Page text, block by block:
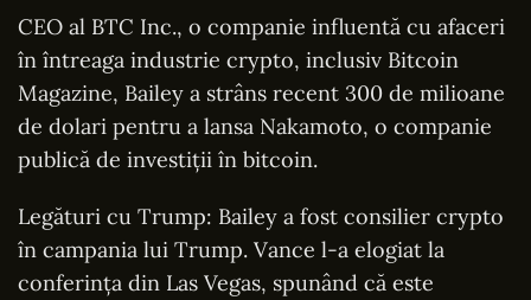
CEO al BTC Inc., o companie influentă cu afaceri
în întreaga industrie crypto, inclusiv Bitcoin
Magazine, Bailey a strâns recent 300 de milioane
de dolari pentru a lansa Nakamoto, o companie
publică de investiții în bitcoin.
Legături cu Trump: Bailey a fost consilier crypto
în campania lui Trump. Vance l-a elogiat la
conferința din Las Vegas, spunând că este